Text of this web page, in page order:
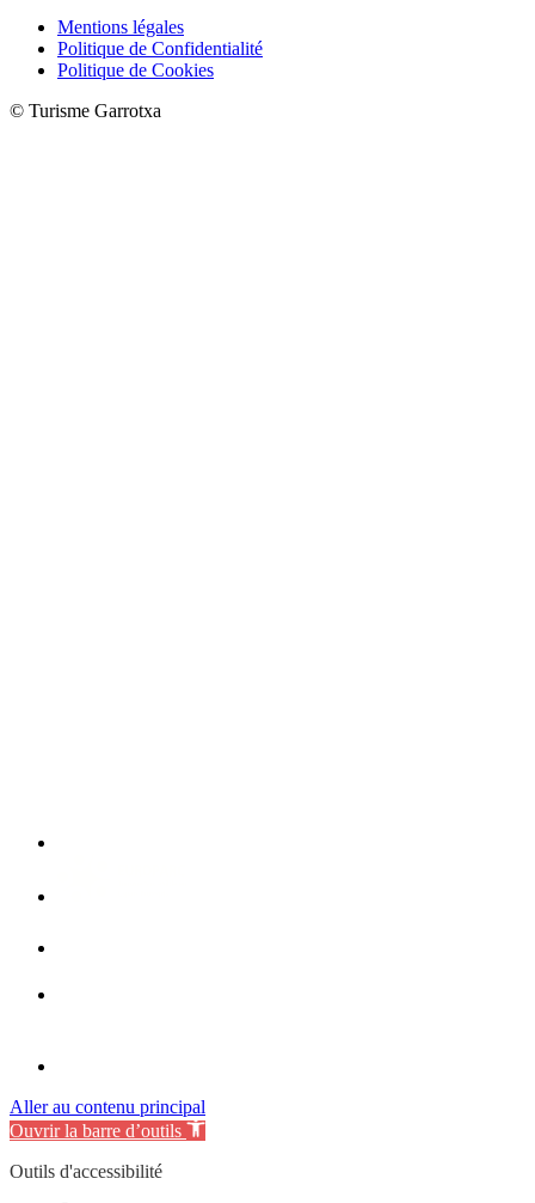
Mentions légales
Politique de Confidentialité
Politique de Cookies
© Turisme Garrotxa
Aller au contenu principal
Ouvrir la barre d’outils
Outils d'accessibilité